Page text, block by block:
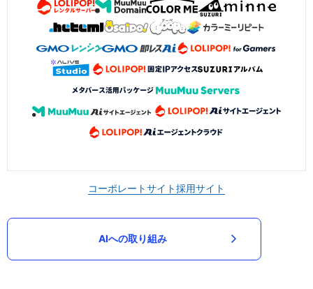
コーポレートサイト採用サイト
AIへの取り組み